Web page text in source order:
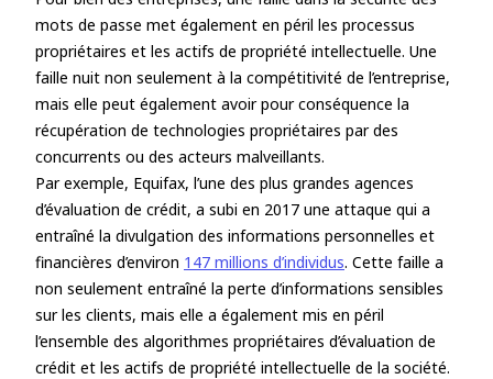
mots de passe met également en péril les processus
propriétaires et les actifs de propriété intellectuelle. Une
faille nuit non seulement à la compétitivité de l’entreprise,
mais elle peut également avoir pour conséquence la
récupération de technologies propriétaires par des
concurrents ou des acteurs malveillants.
Par exemple, Equifax, l’une des plus grandes agences
d’évaluation de crédit, a subi en 2017 une attaque qui a
entraîné la divulgation des informations personnelles et
financières d’environ 147 millions d’individus. Cette faille a
non seulement entraîné la perte d’informations sensibles
sur les clients, mais elle a également mis en péril
l’ensemble des algorithmes propriétaires d’évaluation de
crédit et les actifs de propriété intellectuelle de la société.